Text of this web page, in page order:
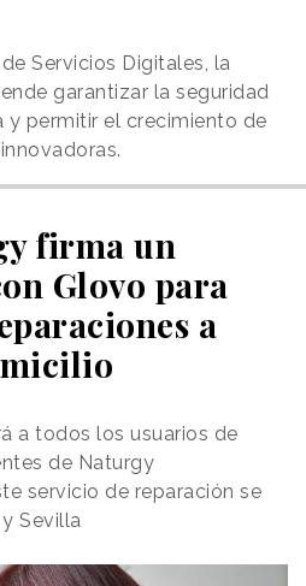
Servicios Digitales, la
garantizar la seguridad
y permitir el crecimiento de
firma un
Glovo para
a
a todos los usuarios de
de Naturgy
servicio de reparación se
Sevilla